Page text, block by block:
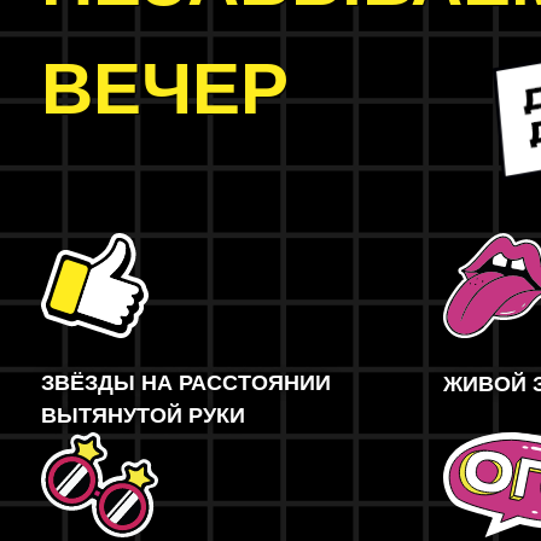
ВЕЧЕР
ЗВЁЗДЫ НА РАССТОЯНИИ
ВЫТЯНУТОЙ РУКИ
ЖИВОЙ